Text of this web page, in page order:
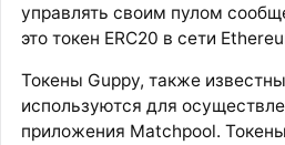
управлять своим пулом
это токен ERC20 в сети
Токены Guppy, также
используются для
приложения Matchpool.